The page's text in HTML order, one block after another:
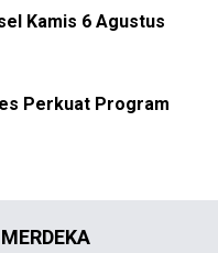
Kamis 6 Agustus
Perkuat Program